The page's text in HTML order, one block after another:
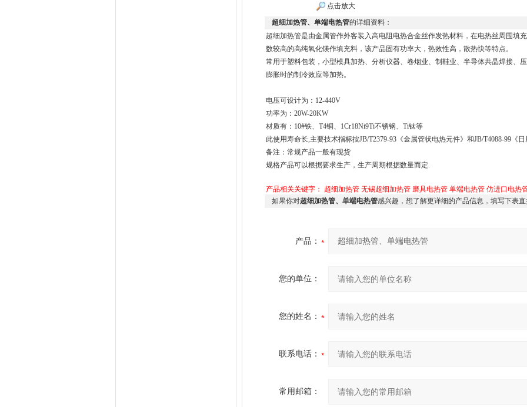
点击放大
超细加热管、单端电热管的详细资料：
超细加热管是由金属管作外客装入高电阻电热合金丝作发热材料，在电热丝周围填
数较高的高纯氧化镁作填充料，该产品固有功率大，热效性高，散热快等特点。
常用于塑料包装，小型模具加热、分析仪器、卷烟业、制鞋业、半导体共晶焊接、
膨胀时的制冷效应等加热。
电压可设计为：12-440V
功率为：20W-20KW
材质有：10#铁、T4铜、1Cr18Ni9Ti不锈钢、Ti钛等
此使用寿命长,主要技术指标按JB/T2379-93《金属管状电热元件》和JB/T4088-99《日
备注：常规产品一般有现货
规格产品可以根据要求生产，生产周期根据数量而定.
产品相关关键字： 超细加热管 无锡超细加热管 磨具电热管 单端电热管 仿进口电热
如果你对超细加热管、单端电热管感兴趣，想了解更详细的产品信息，填写下表直
产品：
您的单位：
您的姓名：
联系电话：
常用邮箱：